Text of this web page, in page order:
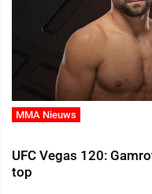
MMA Nieuws
UFC Vegas 120:
top